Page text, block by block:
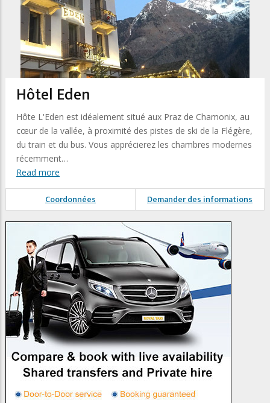
Hôtel Eden
Hôte L'Eden est idéalement situé aux Praz de Chamonix, au
cœur de la vallée, à proximité des pistes de ski de la Flégère,
du train et du bus. Vous apprécierez les chambres modernes
récemment…
Read more
Coordonnées Demander des informations